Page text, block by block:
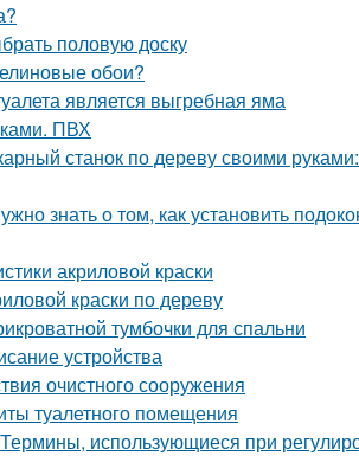
половую доску
обои?
является выгребная яма
ПВХ
станок по дереву своими
знать о том, как установить
акриловой краски
краски по дереву
тумбочки для спальни
устройства
очистного сооружения
туалетного помещения
использующиеся при